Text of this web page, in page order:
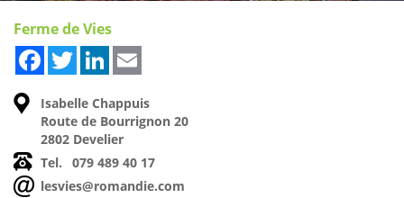
Ferme de Vies
FacebookTwitterLinkedIn
Isabelle Chappuis
Route de Bourrignon 20
2802 Develier
Tel.
079 489 40 17
lesvies@romandie.com